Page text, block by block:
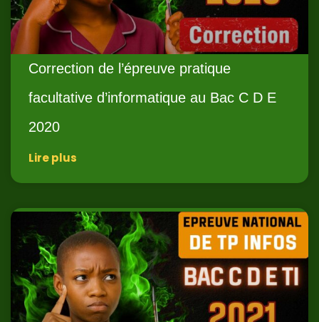
Correction de l’épreuve pratique
facultative d’informatique au Bac C D E
2020
Lire plus